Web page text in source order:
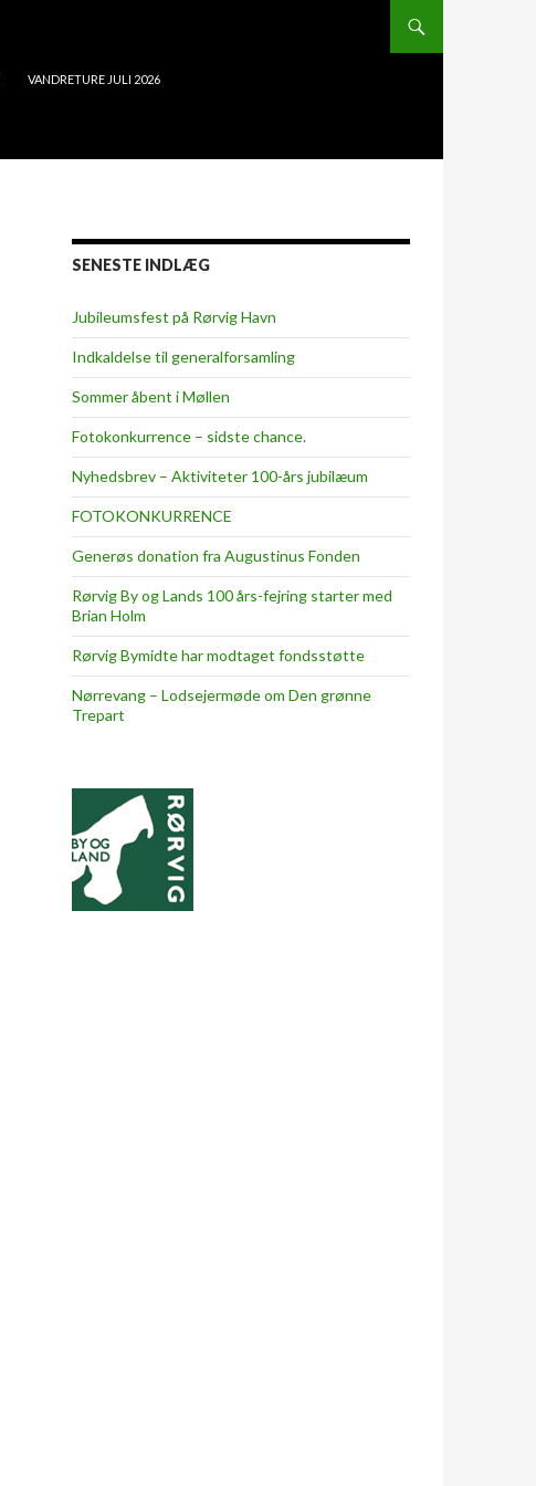
VANDRETURE JULI 2026
SENESTE INDLÆG
Jubileumsfest på Rørvig Havn
Indkaldelse til generalforsamling
Sommer åbent i Møllen
Fotokonkurrence – sidste chance.
Nyhedsbrev – Aktiviteter 100-års jubilæum
FOTOKONKURRENCE
Generøs donation fra Augustinus Fonden
Rørvig By og Lands 100 års-fejring starter med
Brian Holm
Rørvig Bymidte har modtaget fondsstøtte
Nørrevang – Lodsejermøde om Den grønne
Trepart